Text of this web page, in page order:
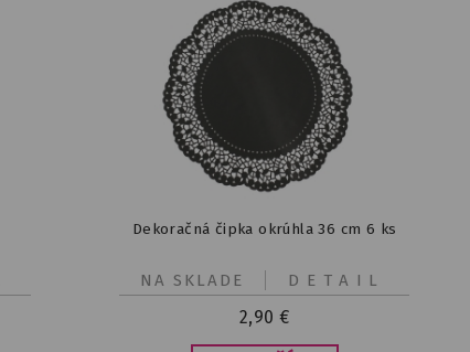
Dekoračná čipka okrúhla 36 cm 6 ks
2,90 €
DETAIL
NA SKLADE